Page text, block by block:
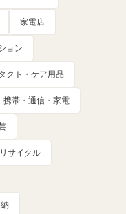
家電店
ョン
クト・ケア用品
携帯・通信・家電
リサイクル